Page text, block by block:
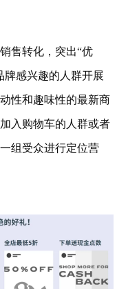
售转化，突出“优
牌感兴趣的人群开展
性和趣味性的最新商
入购物车的人群或者
组受众进行定位营